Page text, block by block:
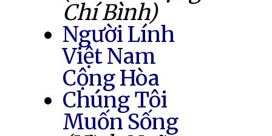
Chí Bình)
Người Lính
Việt Nam
Cộng Hòa
Chúng Tôi
Muốn Sống